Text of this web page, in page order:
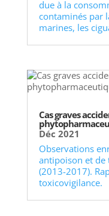
due à la
contaminés par
marines, les
Cas graves
Déc 2021
Observations
antipoison et de
(2013-2017).
toxicovigilance.